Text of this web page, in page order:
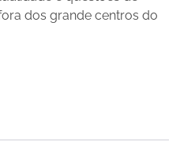
dos grande centros do